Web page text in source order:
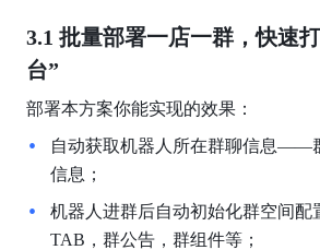
3.1 批量部署一店一群，快速
台”
部署本方案你能实现的效果：
自动获取机器人所在群聊信息——
信息；
机器人进群后自动初始化群空间
TAB，群公告，群组件等；